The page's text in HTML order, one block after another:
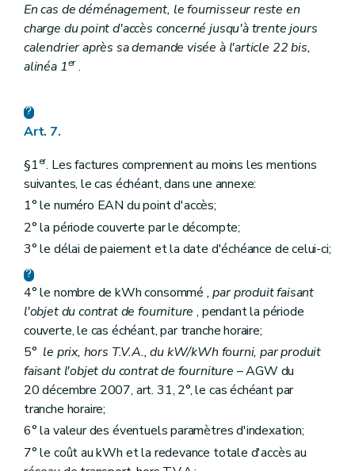
En cas de déménagement, le fournisseur reste en
charge du point d'accès concerné jusqu'à trente jours
calendrier après sa demande visée à l'article 22bis,
alinéa 1er.
Art. 7.
§1er. Les factures comprennent au moins les mentions
suivantes, le cas échéant, dans une annexe:
1° le numéro EAN du point d'accès;
2° la période couverte par le décompte;
3° le délai de paiement et la date d'échéance de celui-ci;
4° le nombre de kWh consommé , par produit faisant
l'objet du contrat de fourniture , pendant la période
couverte, le cas échéant, par tranche horaire;
5° le prix, hors T.V.A., du kW/kWh fourni, par produit
faisant l'objet du contrat de fourniture – AGW du
20 décembre 2007, art. 31, 2°, le cas échéant par
tranche horaire;
6° la valeur des éventuels paramètres d'indexation;
7° le coût au kWh et la redevance totale d'accès au